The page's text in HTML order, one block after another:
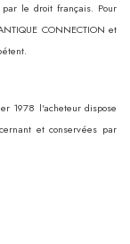
le droit français. Pour
CONNECTION et
1978 l'acheteur dispose
et conservées par